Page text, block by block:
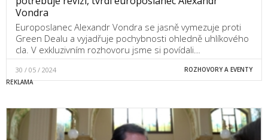
Vondra
Europoslanec Alexandr Vondra se jasně vymezuje proti
Green Dealu a vyjadřuje pochybnosti ohledně uhlíkového
cla. V exkluzivním rozhovoru jsme si povídali…
30 / 05 / 2024 ROZHOVORY A EVENTY